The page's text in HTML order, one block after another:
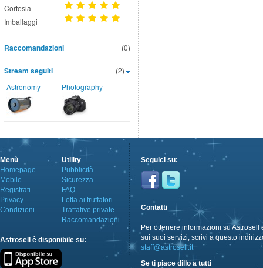
Cortesia
Imballaggi
(0)
Raccomandazioni
(2)
Stream seguiti
Astronomy Photography
Menù
Homepage
Mobile
Registrati
Privacy
Condizioni
Utility
Pubblicità
Sicurezza
FAQ
Lotta ai truffatori
Trattative private
Raccomandazioni
Astrosell è disponibile su:
Seguici su:
Contatti
Per ottenere informazioni su Astrosell
sui suoi servizi, scrivi a questo
staff@astrosell.it
Se ti piace dillo a tutti